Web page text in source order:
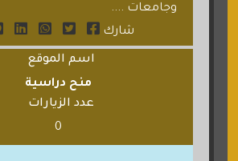
وجامعات ....
شارك
اسم الموقع
منح دراسية
عدد الزيارات
0